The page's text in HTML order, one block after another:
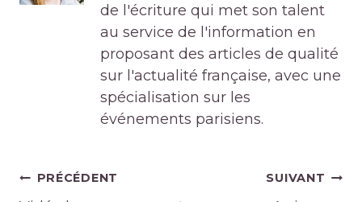
de l'écriture qui met son talent
au service de l'information en
proposant des articles de qualité
sur l'actualité française, avec une
spécialisation sur les
événements parisiens.
Navigation
PRÉCÉDENT SUIVANT